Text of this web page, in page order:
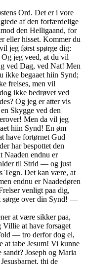
Ord. Det er i vore
af den forfærdelige
den Helligaand, for
eller hisset. Kommer du
jeg først spørge dig:
jeg veed, at du vil
ved Dag, ved Nat! Men
ikke begaaet hiin Synd;
frelses, men vil
ikke bedrøvet ved
Og jeg er atter vis
Skygge ved den
Men da vil jeg
hiin Synd! En øm
have fortørnet Gud
har bespottet den
Naaden endnu er
til Strid — og just
Tegn. Det kan være, at
endnu er Naadedøren
venligt paa dig,
sørge over din Synd! —
at være sikker paa,
Villie at have forsaget
— tro derfor dog ei,
at tabe Jesum! Vi kunne
Joseph og Maria
thi de